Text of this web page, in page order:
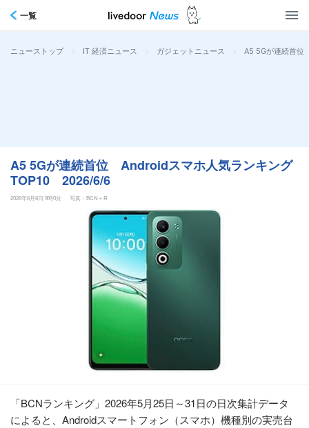
一覧
ニューストップ > IT 経済ニュース > ガジェットニュース > A5 5Gが連続首
A5 5Gが連続首位 Androidスマホ人気ランキング
TOP10 2026/6/6
2026年6月6日 9時0分 写真：BCN＋R
「BCNランキング」2026年5月25日～31日の日次集計データ
によると、Androidスマートフォン（スマホ）機種別の実売台